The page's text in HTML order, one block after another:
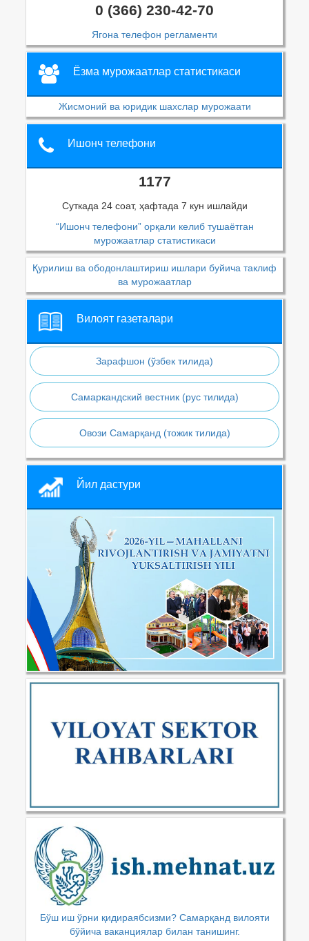
0 (366) 230-42-70
Ягона телефон регламенти
Ёзма мурожаатлар статистикаси
Жисмоний ва юридик шахслар мурожаати
Ишонч телефони
1177
Суткада 24 соат, ҳафтада 7 кун ишлайди
“Ишонч телефони” орқали келиб тушаётган
мурожаатлар статистикаси
Қурилиш ва ободонлаштириш ишлари буйича таклиф
ва мурожаатлар
Вилоят газеталари
Зарафшон (ўзбек тилида)
Самаркандский вестник (рус тилида)
Овози Самарқанд (тожик тилида)
Йил дастури
Бўш иш ўрни қидираябсизми? Самарқанд вилояти
бўйича ваканциялар билан танишинг.